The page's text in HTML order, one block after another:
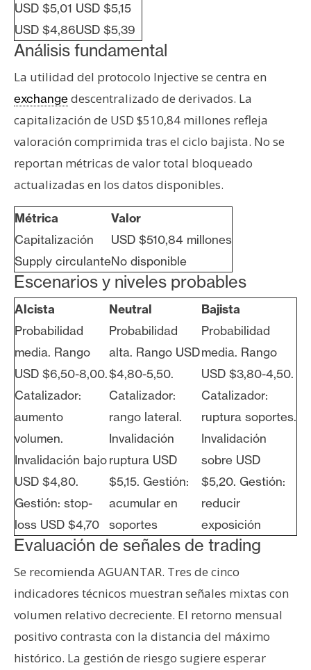
C
o
n
t
a
c
t
o
y
P
b
l
c
i
d
d
USD $5,01 USD $5,15
USD $4,86USD $5,39
Análisis fundamental
La utilidad del protocolo Injective se centra en
exchangedescentralizado de derivados. La
capitalización de USD $510,84 millones refleja
valoración comprimida tras el ciclo bajista. No se
reportan métricas de valor total bloqueado
actualizadas en los datos disponibles.
Métrica
Valor
Capitalización
USD $510,84 millones
Supply circulanteNo disponible
Escenarios y niveles probables
Alcista Neutral
Bajista
Probabilidad
media. Rango
USD $6,50-8,00.
Catalizador:
aumento
volumen.
Invalidación bajo
USD $4,80.
Gestión: stop-
loss USD $4,70
Probabilidad
alta. Rango USD
$4,80-5,50.
Catalizador:
rango lateral.
Invalidación
ruptura USD
$5,15. Gestión:
acumular en
soportes
Probabilidad
media. Rango
USD $3,80-4,50.
Catalizador:
ruptura soportes.
Invalidación
sobre USD
$5,20. Gestión:
reducir
exposición
Evaluación de señales de trading
Se recomienda AGUANTAR. Tres de cinco
indicadores técnicos muestran señales mixtas con
volumen relativo decreciente. El retorno mensual
positivo contrasta con la distancia del máximo
histórico. La gestión de riesgo sugiere esperar